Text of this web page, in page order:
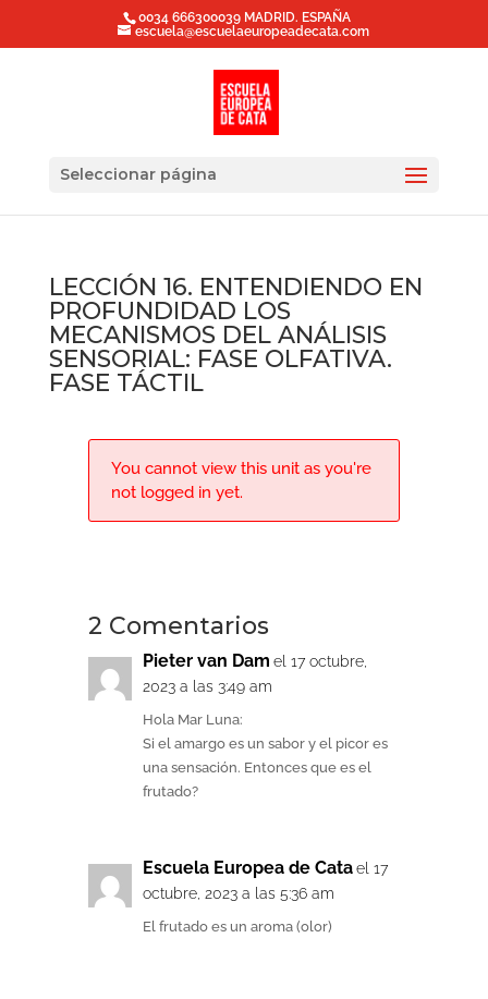
0034 666300039 MADRID. ESPAÑA
escuela@escuelaeuropeadecata.com
Seleccionar página
LECCIÓN 16. ENTENDIENDO EN
PROFUNDIDAD LOS
MECANISMOS DEL ANÁLISIS
SENSORIAL: FASE OLFATIVA.
FASE TÁCTIL
You cannot view this unit as you're
not logged in yet.
2 Comentarios
Pieter van Dam el 17 octubre,
2023 a las 3:49 am
Hola Mar Luna:
Si el amargo es un sabor y el picor es
una sensación. Entonces que es el
frutado?
Escuela Europea de Cata el 17
octubre, 2023 a las 5:36 am
El frutado es un aroma (olor)